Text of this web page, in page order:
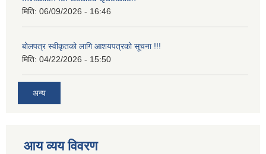
मिति: 06/09/2026 - 16:46
बोलपत्र स्वीकृतको लागि आशयपत्रको सूचना !!!
मिति: 04/22/2026 - 15:50
अन्य
आय व्यय विवरण